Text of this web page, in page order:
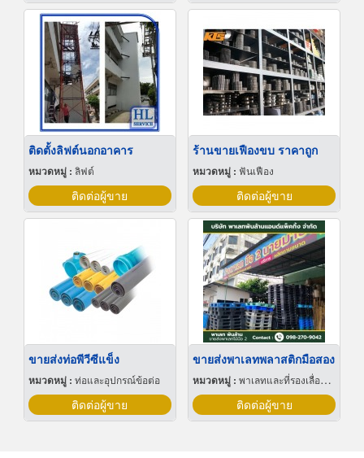
ติดตั้งลิฟต์นอกอาคาร
หมวดหมู่ : ลิฟต์
ติดต่อผู้ขาย
ร้านขายเฟืองขบ ราคาถูก
หมวดหมู่ : ฟันเฟือง
ติดต่อผู้ขาย
ขายส่งท่อพีวีซีแข็ง
หมวดหมู่ : ท่อและอุปกรณ์ข้อต่อ
ติดต่อผู้ขาย
ขายส่งพาเลทพลาสติกมือสอง
หมวดหมู่ : พาเลทและที่รองเลื่อนกะบะ
ติดต่อผู้ขาย